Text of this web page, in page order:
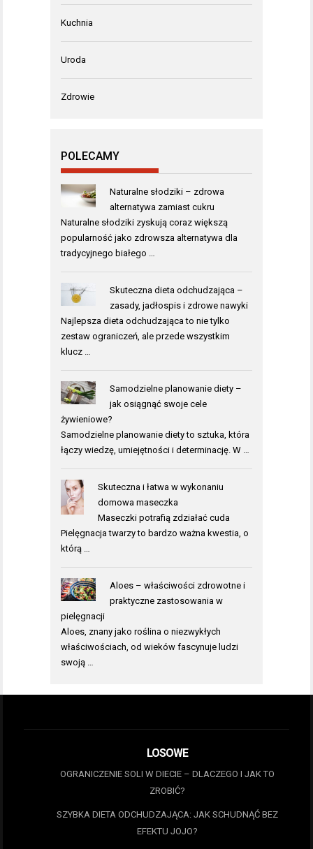
Kuchnia
Uroda
Zdrowie
POLECAMY
Naturalne słodziki – zdrowa
alternatywa zamiast cukru
Naturalne słodziki zyskują coraz większą
popularność jako zdrowsza alternatywa dla
tradycyjnego białego …
Skuteczna dieta odchudzająca –
zasady, jadłospis i zdrowe nawyki
Najlepsza dieta odchudzająca to nie tylko
zestaw ograniczeń, ale przede wszystkim
klucz …
Samodzielne planowanie diety –
jak osiągnąć swoje cele
żywieniowe?
Samodzielne planowanie diety to sztuka, która
łączy wiedzę, umiejętności i determinację. W …
Skuteczna i łatwa w wykonaniu
domowa maseczka
Maseczki potrafią zdziałać cuda
Pielęgnacja twarzy to bardzo ważna kwestia, o
którą …
Aloes – właściwości zdrowotne i
praktyczne zastosowania w
pielęgnacji
Aloes, znany jako roślina o niezwykłych
właściwościach, od wieków fascynuje ludzi
swoją …
LOSOWE
OGRANICZENIE SOLI W DIECIE – DLACZEGO I JAK TO
ZROBIĆ?
SZYBKA DIETA ODCHUDZAJĄCA: JAK SCHUDNĄĆ BEZ
EFEKTU JOJO?